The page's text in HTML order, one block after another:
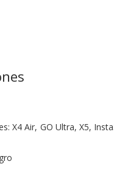
X4 Air, GO Ultra, X5,